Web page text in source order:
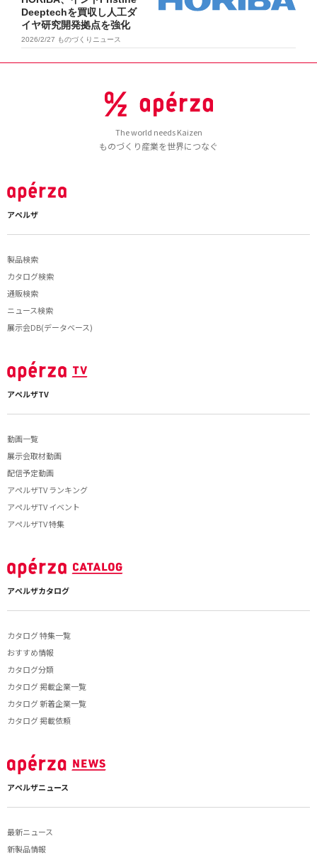
Deeptechを買収し人工ダ
イヤ研究開発拠点を強化
2026/2/27 ものづくりニュース
The world needs Kaizen
ものづくり産業を世界につなぐ
アペルザ
製品検索
カタログ検索
通販検索
ニュース検索
展示会DB(データベース)
アペルザTV
動画一覧
展示会取材動画
配信予定動画
アペルザTV ランキング
アペルザTV イベント
アペルザTV 特集
アペルザカタログ
カタログ 特集一覧
おすすめ情報
カタログ分類
カタログ 掲載企業一覧
カタログ 新着企業一覧
カタログ 掲載依頼
アペルザニュース
最新ニュース
新製品情報